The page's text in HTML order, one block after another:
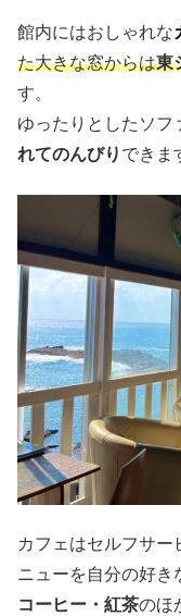
館内にはおしゃれな
た大きな窓からは東
す。
ゆったりとしたソフ
れてのんびり できま
カフェはセルフサー
ニューを自分の好き
コーヒー・紅茶のほ